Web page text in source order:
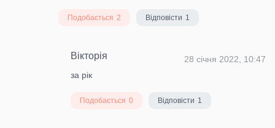
Подобається 2 Відповісти 1
Вікторія
28 січня 2022, 10:47
за рік
Подобається 0 Відповісти 1